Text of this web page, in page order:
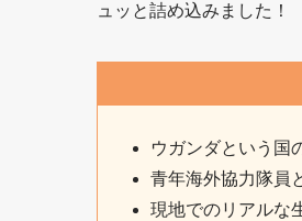
ュッと詰め込みました！
ウガンダという国
青年海外協力隊員
現地でのリアルな